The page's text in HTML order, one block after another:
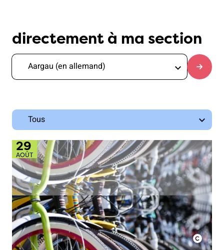
directement à ma section
29
AOÛT